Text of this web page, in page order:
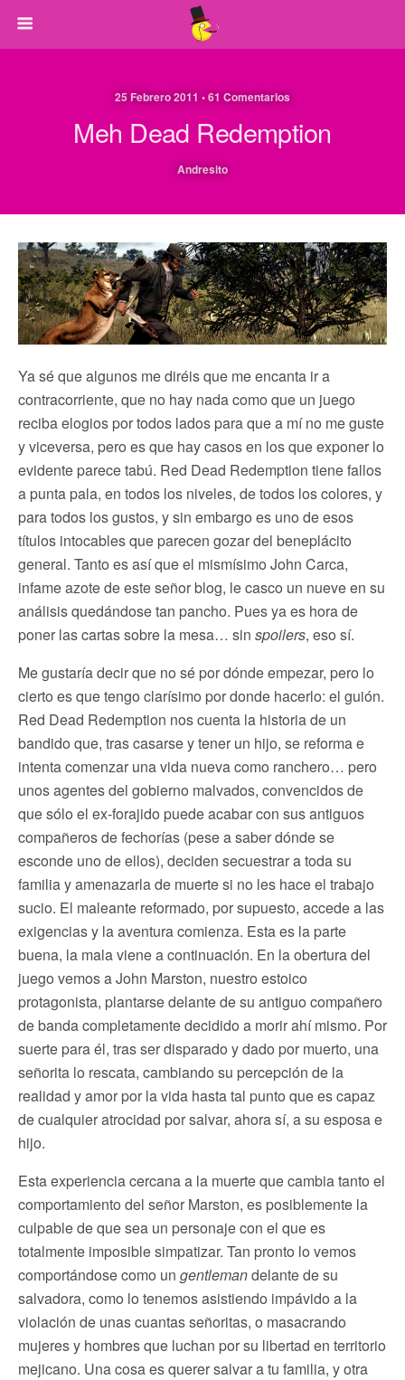
25 Febrero 2011 • 61 Comentarios
Meh Dead Redemption
Andresito
Ya sé que algunos me diréis que me encanta ir a
contracorriente, que no hay nada como que un juego
reciba elogios por todos lados para que a mí no me guste
y viceversa, pero es que hay casos en los que exponer lo
evidente parece tabú. Red Dead Redemption tiene fallos
a punta pala, en todos los niveles, de todos los colores, y
para todos los gustos, y sin embargo es uno de esos
títulos intocables que parecen gozar del beneplácito
general. Tanto es así que el mismísimo John Carca,
infame azote de este señor blog, le casco un nueve en su
análisis quedándose tan pancho. Pues ya es hora de
poner las cartas sobre la mesa… sin spoilers, eso sí.
Me gustaría decir que no sé por dónde empezar, pero lo
cierto es que tengo clarísimo por donde hacerlo: el guión.
Red Dead Redemption nos cuenta la historia de un
bandido que, tras casarse y tener un hijo, se reforma e
intenta comenzar una vida nueva como ranchero… pero
unos agentes del gobierno malvados, convencidos de
que sólo el ex-forajido puede acabar con sus antiguos
compañeros de fechorías (pese a saber dónde se
esconde uno de ellos), deciden secuestrar a toda su
familia y amenazarla de muerte si no les hace el trabajo
sucio. El maleante reformado, por supuesto, accede a las
exigencias y la aventura comienza. Esta es la parte
buena, la mala viene a continuación. En la obertura del
juego vemos a John Marston, nuestro estoico
protagonista, plantarse delante de su antiguo compañero
de banda completamente decidido a morir ahí mismo. Por
suerte para él, tras ser disparado y dado por muerto, una
señorita lo rescata, cambiando su percepción de la
realidad y amor por la vida hasta tal punto que es capaz
de cualquier atrocidad por salvar, ahora sí, a su esposa e
hijo.
Esta experiencia cercana a la muerte que cambia tanto el
comportamiento del señor Marston, es posiblemente la
culpable de que sea un personaje con el que es
totalmente imposible simpatizar. Tan pronto lo vemos
comportándose como un gentlemandelante de su
salvadora, como lo tenemos asistiendo impávido a la
violación de unas cuantas señoritas, o masacrando
mujeres y hombres que luchan por su libertad en territorio
mejicano. Una cosa es querer salvar a tu familia, y otra